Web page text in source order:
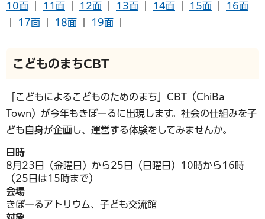
10面
11面 12面 13面 14面 15面
16面
17面 18面 19面
こどものまちCBT
「こどもによるこどものためのまち」CBT（ChiBa
Town）が今年もきぼーるに出現します。社会の仕組みを子
ども自身が企画し、運営する体験をしてみませんか。
日時
8月23日（金曜日）から25日（日曜日）10時から16時
（25日は15時まで）
会場
きぼーるアトリウム、子ども交流館
対象